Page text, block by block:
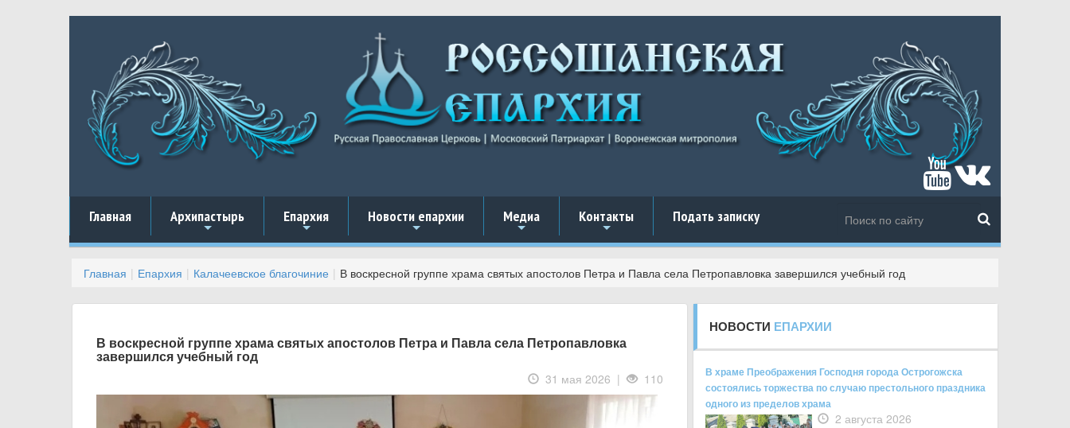
Главная
+
Архипастырь
+
Епархия
+
Новости епархии
+
Медиа
+
Контакты Подать записку
Главная Епархия Калачеевское благочиние В воскресной группе храма святых апостолов Петра и Павла села Петропавловка завершился учебный год
В воскресной группе храма святых апостолов Петра и Павла села Петропавловка
завершился учебный год
31 мая 2026 | 110
НОВОСТИ ЕПАРХИИ
В храме Преображения Господня города Острогожска
состоялись торжества по случаю престольного праздника
одного из пределов храма
2 августа 2026